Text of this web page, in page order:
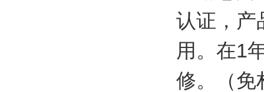
认证，产
用。在1
修。（免